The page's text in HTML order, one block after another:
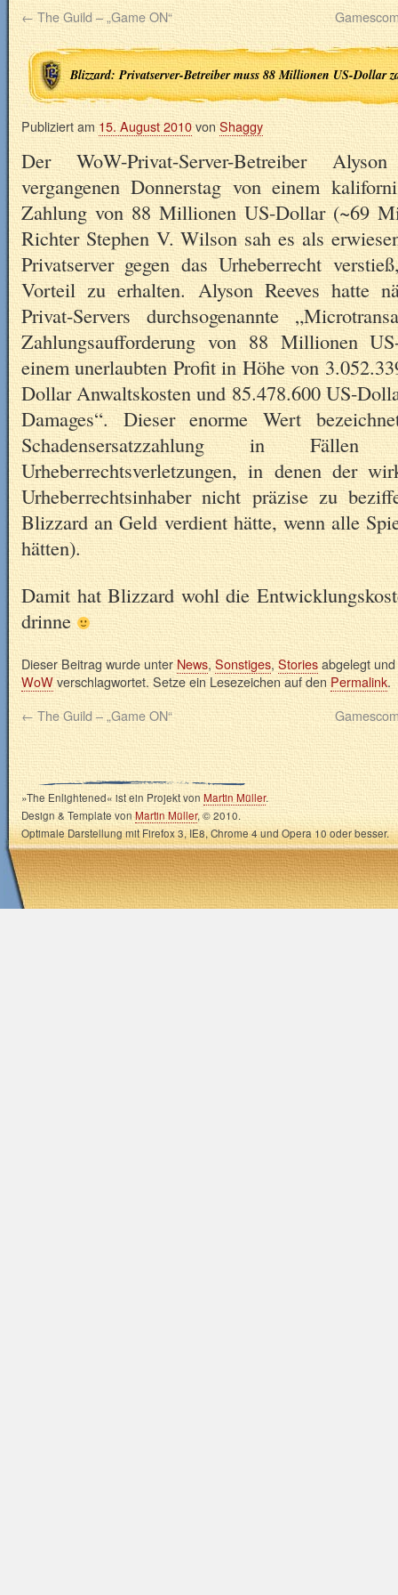
← The Guild – „Game ON“
Blizzard: Privatserver-Betreiber muss 88 Millionen US-Dollar
Publiziert am 15. August 2010von Shaggy
Der WoW-Privat-Server-Betreiber
vergangenen Donnerstag von einem
Zahlung von 88 Millionen US-Dollar (~69
Richter Stephen V. Wilson sah es als
Privatserver gegen das Urheberrecht
Vorteil zu erhalten. Alyson Reeves hatte
Privat-Servers durchsogenannte
Zahlungsaufforderung von 88 Millionen
einem unerlaubten Profit in Höhe von
Dollar Anwaltskosten und 85.478.600 US-
Damages“. Dieser enorme Wert
Schadensersatzzahlung in Fällen
Urheberrechtsverletzungen, in denen der
Urheberrechtsinhaber nicht präzise zu
Blizzard an Geld verdient hätte, wenn alle
hätten).
Damit hat Blizzard wohl die
drinne
Dieser Beitrag wurde unter News,Sonstiges,Storiesabgelegt
WoWverschlagwortet. Setze ein Lesezeichen auf den Permalink.
← The Guild – „Game ON“
»The Enlightened« ist ein Projekt vonMartin Müller.
Design & Template vonMartin Müller, © 2010.
Optimale Darstellung mit Firefox 3, IE8, Chrome 4 und Opera 10 oder besser.